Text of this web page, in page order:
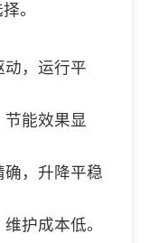
。
动，运行平
节能效果显
，升降平稳
护成本低。